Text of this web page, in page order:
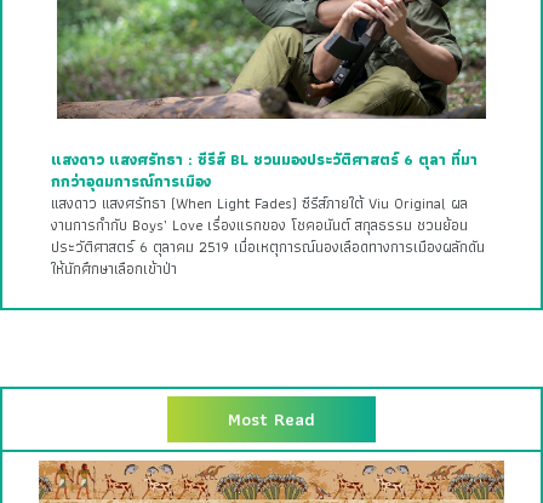
แสงดาว แสงศรัทธา : ซีรีส์ BL ชวนมองประวัติศาสตร์ 6 ตุลา ที่มา
กกว่าอุดมการณ์การเมือง
แสงดาว แสงศรัทธา (When Light Fades) ซีรีส์ภายใต้ Viu Original ผล
งานการกำกับ Boys’ Love เรื่องแรกของ โชคอนันต์ สกุลธรรม ชวนย้อน
ประวัติศาสตร์ 6 ตุลาคม 2519 เมื่อเหตุการณ์นองเลือดทางการเมืองผลักดัน
ให้นักศึกษาเลือกเข้าป่า
Most Read